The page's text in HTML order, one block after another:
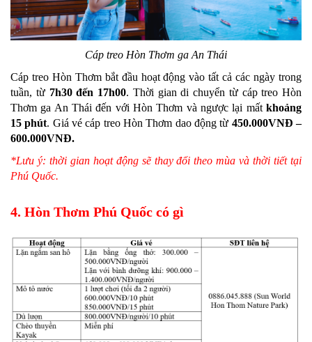
Cáp treo Hòn Thơm ga An Thái
Cáp treo Hòn Thơm bắt đầu hoạt động vào tất cả các ngày trong
tuần, từ 7h30 đến 17h00. Thời gian di chuyển từ cáp treo Hòn
Thơm ga An Thái đến với Hòn Thơm và ngược lại mất khoảng
15 phút. Giá vé cáp treo Hòn Thơm dao động từ 450.000VNĐ –
600.000VNĐ.
*Lưu ý: thời gian hoạt động sẽ thay đổi theo mùa và thời tiết tại
Phú Quốc.
4. Hòn Thơm Phú Quốc có gì